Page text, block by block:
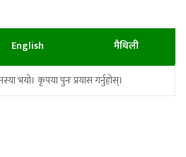
English मैथिली
भयो। कृपया पुनः प्रयास गर्नुहोस्।